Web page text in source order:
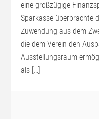
eine großzügige
Sparkasse überbrachte
Zuwendung aus dem
die dem Verein den
Ausstellungsraum
als […]